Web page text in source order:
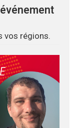
vos régions.